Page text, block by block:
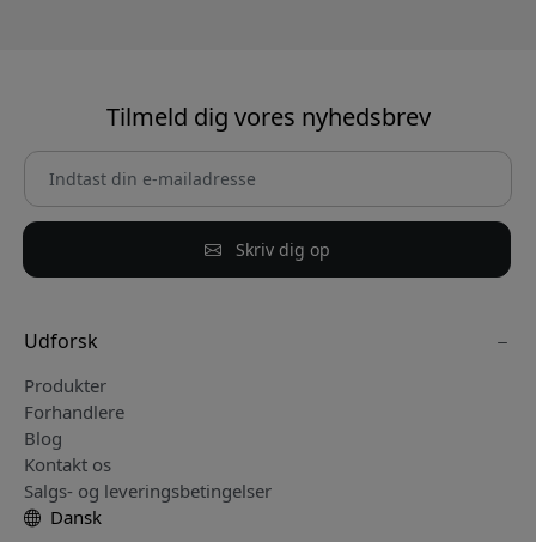
Tilmeld dig vores nyhedsbrev
Skriv dig op
Udforsk
Produkter
Forhandlere
Blog
Kontakt os
Salgs- og leveringsbetingelser
Dansk